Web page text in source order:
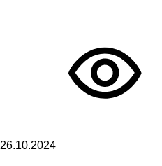
26.10.2024